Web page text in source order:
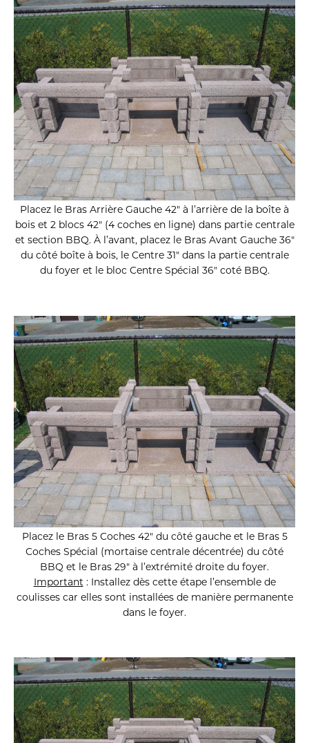
Placez le Bras Arrière Gauche 42″ à l’arrière de la boîte à
bois et 2 blocs 42″ (4 coches en ligne) dans partie centrale
et section BBQ. À l’avant, placez le Bras Avant Gauche 36″
du côté boîte à bois, le Centre 31″ dans la partie centrale
du foyer et le bloc Centre Spécial 36″ coté BBQ.
Placez le Bras 5 Coches 42″ du côté gauche et le Bras 5
Coches Spécial (mortaise centrale décentrée) du côté
BBQ et le Bras 29″ à l’extrémité droite du foyer.
Important : Installez dès cette étape l’ensemble de
coulisses car elles sont installéesde manière permanente
dans le foyer.